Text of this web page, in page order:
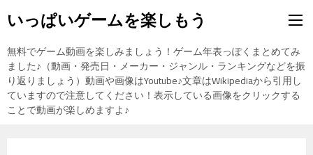
いっぱいゲームを楽しもう
無料でゲーム動画を楽しみましょう！ゲーム年表っぽくまとめてみ
ました♪（動画・発売日・メーカー・ジャンル・ランキングなどを振
り返りましょう）動画や画像はYoutube♪文章はWikipediaから引用し
ていますので注意してください！表示している画像をクリックする
ことで動画が楽しめますよ♪